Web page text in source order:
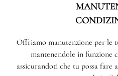
Offriamo manutenzione per le
mantenendole in funzione
assicurandoti che tu possa fare